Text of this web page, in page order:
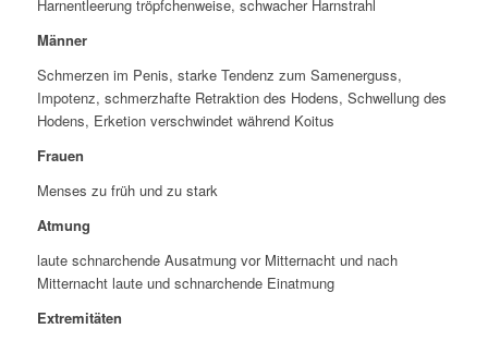
Harnentleerung tröpfchenweise, schwacher Harnstrahl
Männer
Schmerzen im Penis, starke Tendenz zum Samenerguss,
Impotenz, schmerzhafte Retraktion des Hodens, Schwellung des
Hodens, Erketion verschwindet während Koitus
Frauen
Menses zu früh und zu stark
Atmung
laute schnarchende Ausatmung vor Mitternacht und nach
Mitternacht laute und schnarchende Einatmung
Extremitäten